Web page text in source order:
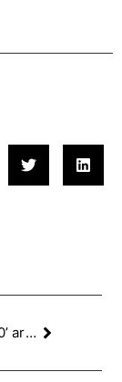
‘Horitzó 2020’ article publicat a ABC